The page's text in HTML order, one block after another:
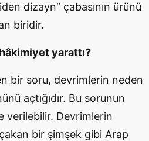
dizayn” çabasının ürünü
biridir.
yarattı?
bir soru, devrimlerin neden
açtığıdır. Bu sorunun
verilebilir. Devrimlerin
bir şimşek gibi Arap